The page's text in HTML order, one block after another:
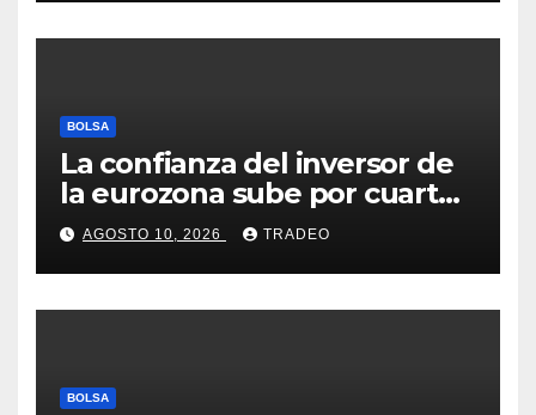
BOLSA
La confianza del inversor de
la eurozona sube por cuarto
mes y se vuelve positiva en
agosto
AGOSTO 10, 2026 TRADEO
BOLSA